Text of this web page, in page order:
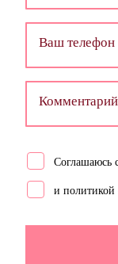
Ваш телефон
Комментарий
Соглашаюсь
и политикой